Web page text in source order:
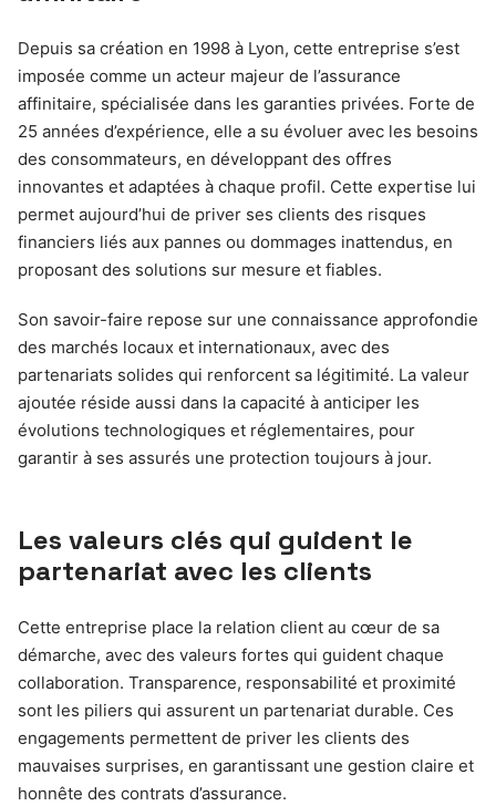
Depuis sa création en 1998 à Lyon, cette entreprise s’est
imposée comme un acteur majeur de l’assurance
affinitaire, spécialisée dans les garanties privées. Forte de
25 années d’expérience, elle a su évoluer avec les besoins
des consommateurs, en développant des offres
innovantes et adaptées à chaque profil. Cette expertise lui
permet aujourd’hui de priver ses clients des risques
financiers liés aux pannes ou dommages inattendus, en
proposant des solutions sur mesure et fiables.
Son savoir-faire repose sur une connaissance approfondie
des marchés locaux et internationaux, avec des
partenariats solides qui renforcent sa légitimité. La valeur
ajoutée réside aussi dans la capacité à anticiper les
évolutions technologiques et réglementaires, pour
garantir à ses assurés une protection toujours à jour.
Les valeurs clés qui guident le
partenariat avec les clients
Cette entreprise place la relation client au cœur de sa
démarche, avec des valeurs fortes qui guident chaque
collaboration. Transparence, responsabilité et proximité
sont les piliers qui assurent un partenariat durable. Ces
engagements permettent de priver les clients des
mauvaises surprises, en garantissant une gestion claire et
honnête des contrats d’assurance.